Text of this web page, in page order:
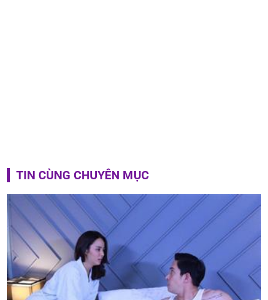
TIN CÙNG CHUYÊN MỤC